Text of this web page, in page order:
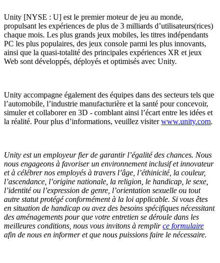
Unity [NYSE : U] est le premier moteur de jeu au monde,
propulsant les expériences de plus de 3 milliards d’utilisateurs(rices)
chaque mois. Les plus grands jeux mobiles, les titres indépendants
PC les plus populaires, des jeux console parmi les plus innovants,
ainsi que la quasi-totalité des principales expériences XR et jeux
Web sont développés, déployés et optimisés avec Unity.
Unity accompagne également des équipes dans des secteurs tels que
l’automobile, l’industrie manufacturière et la santé pour concevoir,
simuler et collaborer en 3D - comblant ainsi l’écart entre les idées et
la réalité. Pour plus d’informations, veuillez visiterwww.unity.com.
Unity est un employeur fier de garantir l’égalité des chances. Nous
nous engageons à favoriser un environnement inclusif et innovateur
et à célébrer nos employés à travers l’âge, l’éthinicité, la couleur,
l’ascendance, l’origine nationale, la religion, le handicap, le sexe,
l’identité ou l’expression de genre, l’orientation sexuelle ou tout
autre statut protégé conformément à la loi applicable. Si vous êtes
en situation de handicap ou avez des besoins spécifiques nécessitant
des aménagements pour que votre entretien se déroule dans les
meilleures conditions, nous vous invitons à remplirce formulaire
afin de nous en informer et que nous puissions faire le nécessaire.